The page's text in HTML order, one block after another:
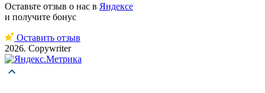
Оставьте отзыв о нас в Яндексе
и получите бонус
Оставить отзыв
2026. Copywriter